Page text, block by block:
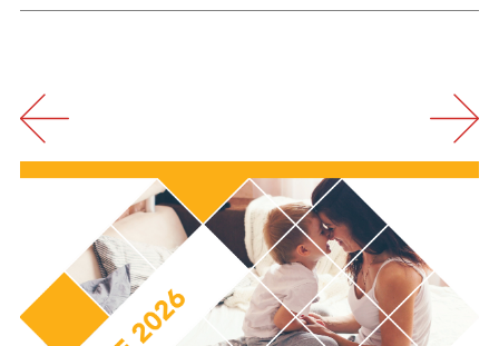
‹ ›